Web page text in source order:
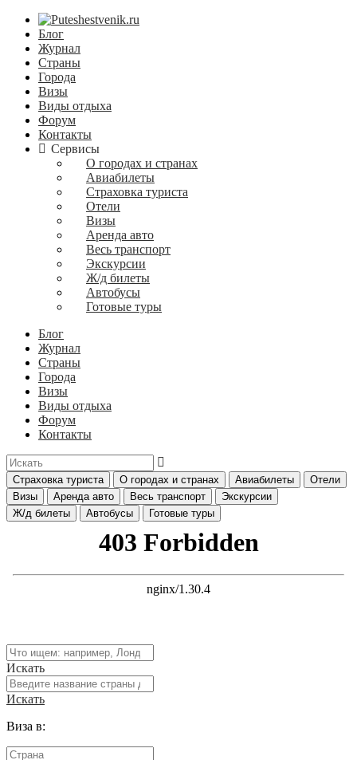
Блог
Журнал
Страны
Города
Визы
Виды отдыха
Форум
Контакты
Сервисы
О городах и странах
Авиабилеты
Страховка туриста
Отели
Визы
Аренда авто
Весь транспорт
Экскурсии
Ж/д билеты
Автобусы
Готовые туры
Блог
Журнал
Страны
Города
Визы
Виды отдыха
Форум
Контакты
Страховка туриста О городах и странах Авиабилеты
Отели
Визы
Аренда авто Весь транспорт
Экскурсии
Ж/д билеты
Автобусы Готовые туры
Искать
Искать
Виза в: